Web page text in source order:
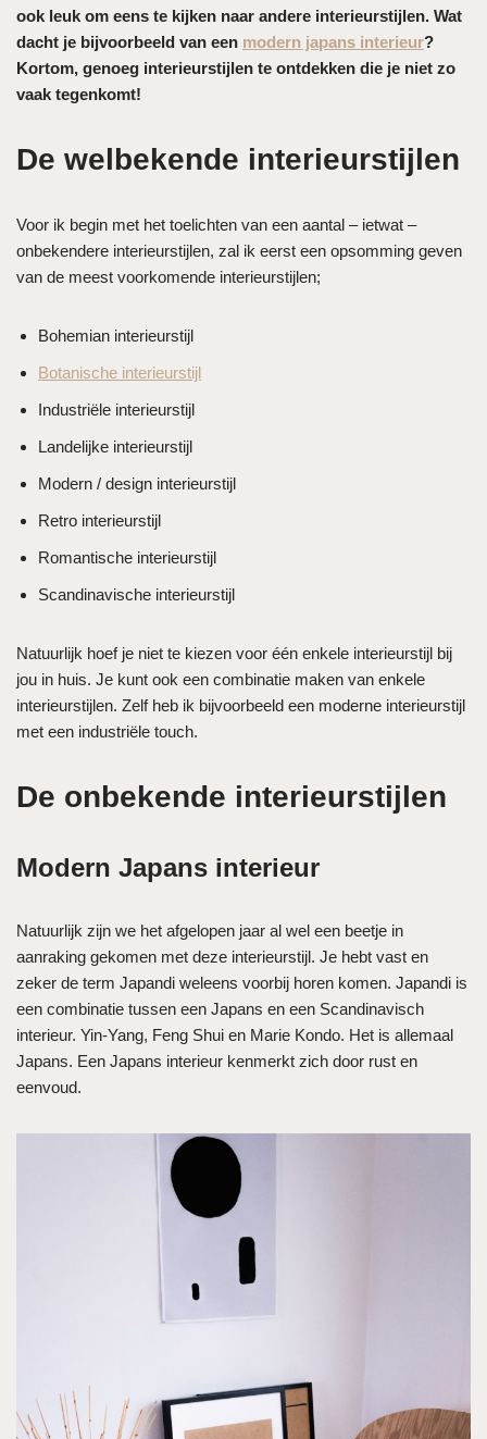
ook leuk om eens te kijken naar andere interieurstijlen. Wat
dacht je bijvoorbeeld van een modern japans interieur?
Kortom, genoeg interieurstijlen te ontdekken die je niet zo
vaak tegenkomt!
De welbekende interieurstijlen
Voor ik begin met het toelichten van een aantal – ietwat –
onbekendere interieurstijlen, zal ik eerst een opsomming geven
van de meest voorkomende interieurstijlen;
Bohemian interieurstijl
Botanische interieurstijl
Industriële interieurstijl
Landelijke interieurstijl
Modern / design interieurstijl
Retro interieurstijl
Romantische interieurstijl
Scandinavische interieurstijl
Natuurlijk hoef je niet te kiezen voor één enkele interieurstijl bij
jou in huis. Je kunt ook een combinatie maken van enkele
interieurstijlen. Zelf heb ik bijvoorbeeld een moderne interieurstijl
met een industriële touch.
De onbekende interieurstijlen
Modern Japans interieur
Natuurlijk zijn we het afgelopen jaar al wel een beetje in
aanraking gekomen met deze interieurstijl. Je hebt vast en
zeker de term Japandi weleens voorbij horen komen. Japandi is
een combinatie tussen een Japans en een Scandinavisch
interieur. Yin-Yang, Feng Shui en Marie Kondo. Het is allemaal
Japans. Een Japans interieur kenmerkt zich door rust en
eenvoud.